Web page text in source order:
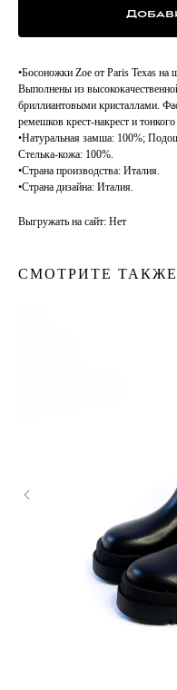
•Босоножки Zoe от Paris Texas на
Выполнены из
бриллиантовыми кристаллами.
ремешков крест-накрест и
•Натуральная замша: 100%;
Стелька-кожа: 100%.
•Страна производства: Италия.
•Страна дизайна: Италия.
Выгружать на сайт: Нет
СМОТРИТЕ ТАКЖЕ